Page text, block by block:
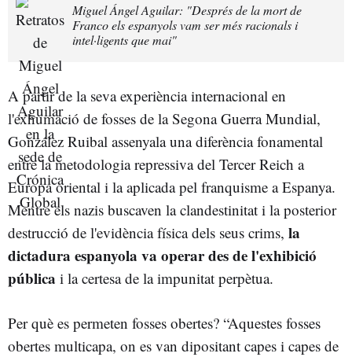
Miguel Ángel Aguilar: "Després de la mort de
Franco els espanyols vam ser més racionals i
intel·ligents que mai"
A partir de la seva experiència internacional en
l'exhumació de fosses de la Segona Guerra Mundial,
González Ruibal assenyala una diferència fonamental
entre la metodologia repressiva del Tercer Reich a
Europa oriental i la aplicada pel franquisme a Espanya.
Mentre els nazis buscaven la clandestinitat i la posterior
destrucció de l'evidència física dels seus crims, la
dictadura espanyola va operar des de l'exhibició
pública i la certesa de la impunitat perpètua.
Per què es permeten fosses obertes? “Aquestes fosses
obertes multicapa, on es van dipositant capes i capes de